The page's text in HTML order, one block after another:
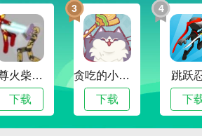
色：游戏中的角色很可爱，让玩家
。
：完成任务后，玩家可以获得红包
多完成任务的动力。
：游戏操作简单，让玩家轻松享受
至尊火柴人战争
下载
3
贪吃的小松鼠
下载
4
跳跃
下